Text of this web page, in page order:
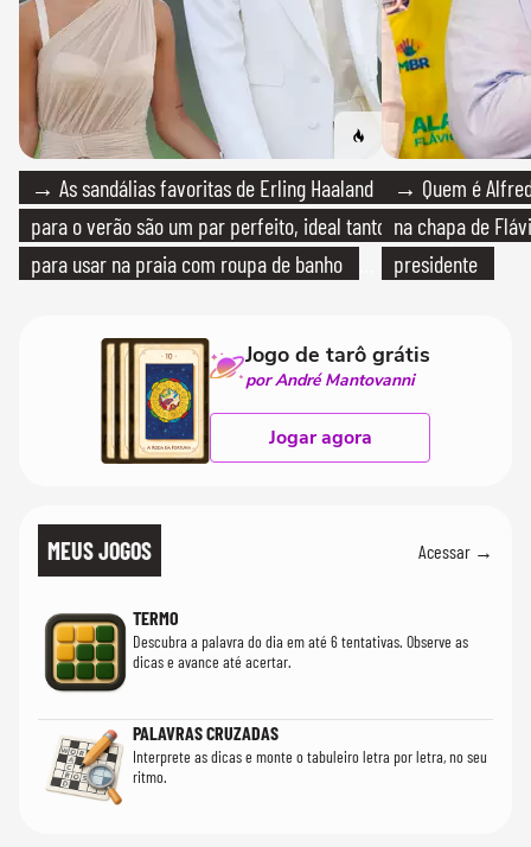
→ As sandálias favoritas de Erling Haaland
para o verão são um par perfeito, ideal tanto
para usar na praia com roupa de banho
→ Quem é
na chapa de
presidente
Jogo de tarô grátis
por André Mantovanni
Jogar agora
MEUS JOGOS Acessar →
TERMO
Descubra a palavra do dia em até 6 tentativas. Observe as
dicas e avance até acertar.
PALAVRAS CRUZADAS
Interprete as dicas e monte o tabuleiro letra por letra, no seu
ritmo.